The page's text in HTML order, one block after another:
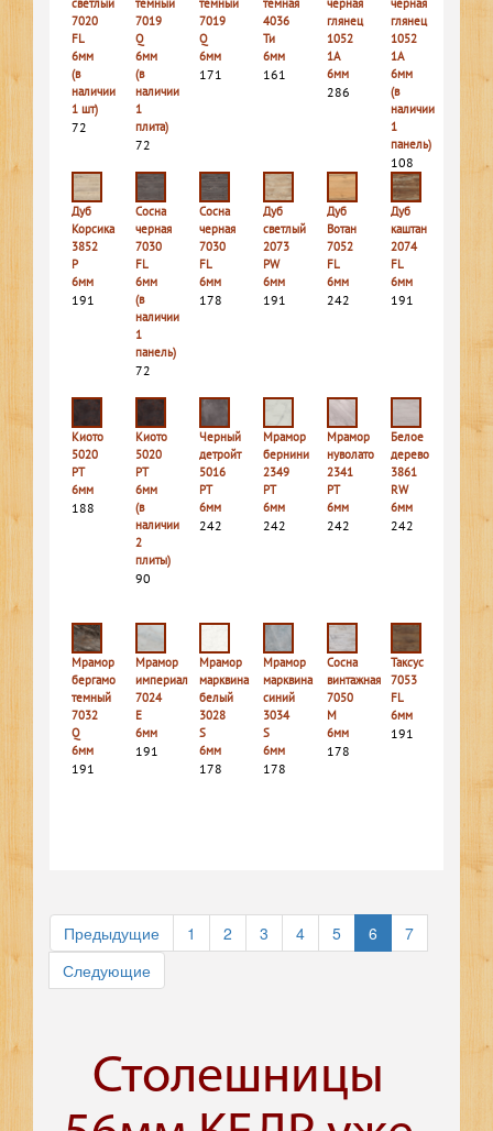
светлый
7020
FL
6мм
(в
наличии
1 шт)
72
темный
7019
Q
6мм
(в
наличии
1
плита)
72
темный
7019
Q
6мм
171
темная
4036
Ти
6мм
161
черная
глянец
1052
1A
6мм
286
черная
глянец
1052
1A
6мм
(в
наличии
1
панель)
108
Дуб
Корсика
3852
P
6мм
191
Сосна
черная
7030
FL
6мм
(в
наличии
1
панель)
72
Сосна
черная
7030
FL
6мм
178
Дуб
светлый
2073
PW
6мм
191
Дуб
Вотан
7052
FL
6мм
242
Дуб
каштан
2074
FL
6мм
191
Киото
5020
PT
6мм
188
Киото
5020
PT
6мм
(в
наличии
2
плиты)
90
Черный
детройт
5016
PT
6мм
242
Мрамор
бернини
2349
PT
6мм
242
Мрамор
нуволато
2341
PT
6мм
242
Белое
дерево
3861
RW
6мм
242
Мрамор
бергамо
темный
7032
Q
6мм
191
Мрамор
империал
7024
E
6мм
191
Мрамор
марквина
белый
3028
S
6мм
178
Мрамор
марквина
синий
3034
S
6мм
178
Сосна
винтажная
7050
M
6мм
178
Таксус
7053
FL
6мм
191
Предыдущие 1 2 3 4 5 6
7
Следующие
Столешницы